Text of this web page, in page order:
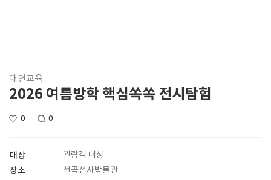
대면교육
2026 여름방학 핵심쏙쏙 전시탐험
0 0
대상 관람객 대상
장소 전곡선사박물관